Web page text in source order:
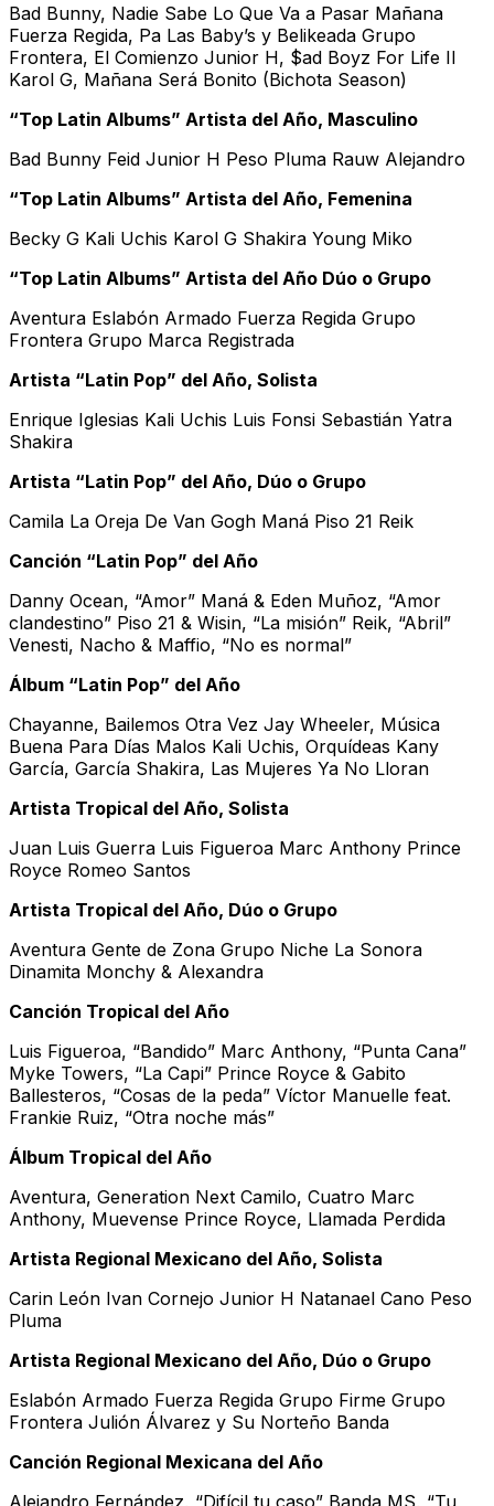
Bad Bunny, Nadie Sabe Lo Que Va a Pasar Mañana
Fuerza Regida, Pa Las Baby’s y Belikeada Grupo
Frontera, El Comienzo Junior H, $ad Boyz For Life II
Karol G, Mañana Será Bonito (Bichota Season)
“Top Latin Albums” Artista del Año, Masculino
Bad Bunny Feid Junior H Peso Pluma Rauw Alejandro
“Top Latin Albums” Artista del Año, Femenina
Becky G Kali Uchis Karol G Shakira Young Miko
“Top Latin Albums” Artista del Año Dúo o Grupo
Aventura Eslabón Armado Fuerza Regida Grupo
Frontera Grupo Marca Registrada
Artista “Latin Pop” del Año, Solista
Enrique Iglesias Kali Uchis Luis Fonsi Sebastián Yatra
Shakira
Artista “Latin Pop” del Año, Dúo o Grupo
Camila La Oreja De Van Gogh Maná Piso 21 Reik
Canción “Latin Pop” del Año
Danny Ocean, “Amor” Maná & Eden Muñoz, “Amor
clandestino” Piso 21 & Wisin, “La misión” Reik, “Abril”
Venesti, Nacho & Maffio, “No es normal”
Álbum “Latin Pop” del Año
Chayanne, Bailemos Otra Vez Jay Wheeler, Música
Buena Para Días Malos Kali Uchis, Orquídeas Kany
García, García Shakira, Las Mujeres Ya No Lloran
Artista Tropical del Año, Solista
Juan Luis Guerra Luis Figueroa Marc Anthony Prince
Royce Romeo Santos
Artista Tropical del Año, Dúo o Grupo
Aventura Gente de Zona Grupo Niche La Sonora
Dinamita Monchy & Alexandra
Canción Tropical del Año
Luis Figueroa, “Bandido” Marc Anthony, “Punta Cana”
Myke Towers, “La Capi” Prince Royce & Gabito
Ballesteros, “Cosas de la peda” Víctor Manuelle feat.
Frankie Ruiz, “Otra noche más”
Álbum Tropical del Año
Aventura, Generation Next Camilo, Cuatro Marc
Anthony, Muevense Prince Royce, Llamada Perdida
Artista Regional Mexicano del Año, Solista
Carin León Ivan Cornejo Junior H Natanael Cano Peso
Pluma
Artista Regional Mexicano del Año, Dúo o Grupo
Eslabón Armado Fuerza Regida Grupo Firme Grupo
Frontera Julión Álvarez y Su Norteño Banda
Canción Regional Mexicana del Año
Alejandro Fernández, “Difícil tu caso” Banda MS, “Tu